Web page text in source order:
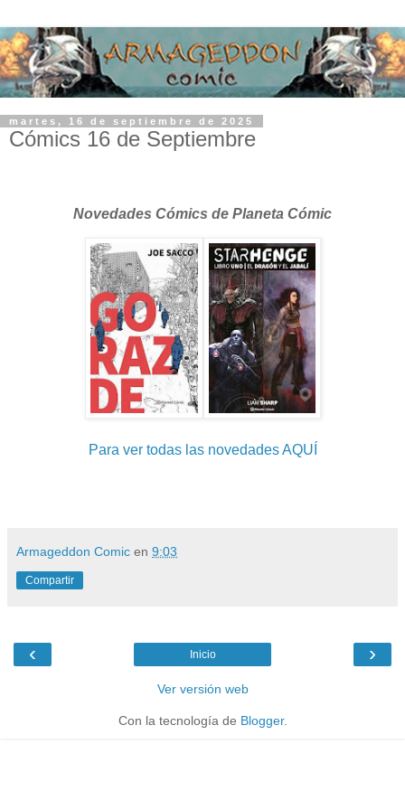
martes, 16 de septiembre de 2025
Cómics 16 de Septiembre
Novedades Cómics de Planeta Cómic
Para ver todas las novedades AQUÍ
Armageddon Comic en 9:03
Compartir
‹ ›
Inicio
Ver versión web
Con la tecnología de Blogger.